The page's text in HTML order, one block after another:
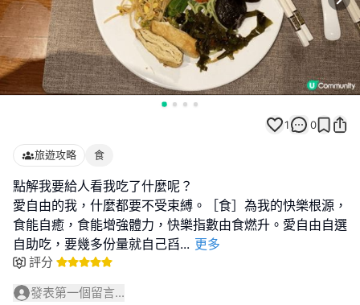
1 0
旅遊攻略 食
點解我要給人看我吃了什麼呢？
愛自由的我，什麼都要不受束縛。［食］為我的快樂根源，
食能自癒，食能增強體力，快樂指數由食燃升。愛自由自選
自助吃，要幾多份量就自己舀... 更多
評分
發表第一個留言...